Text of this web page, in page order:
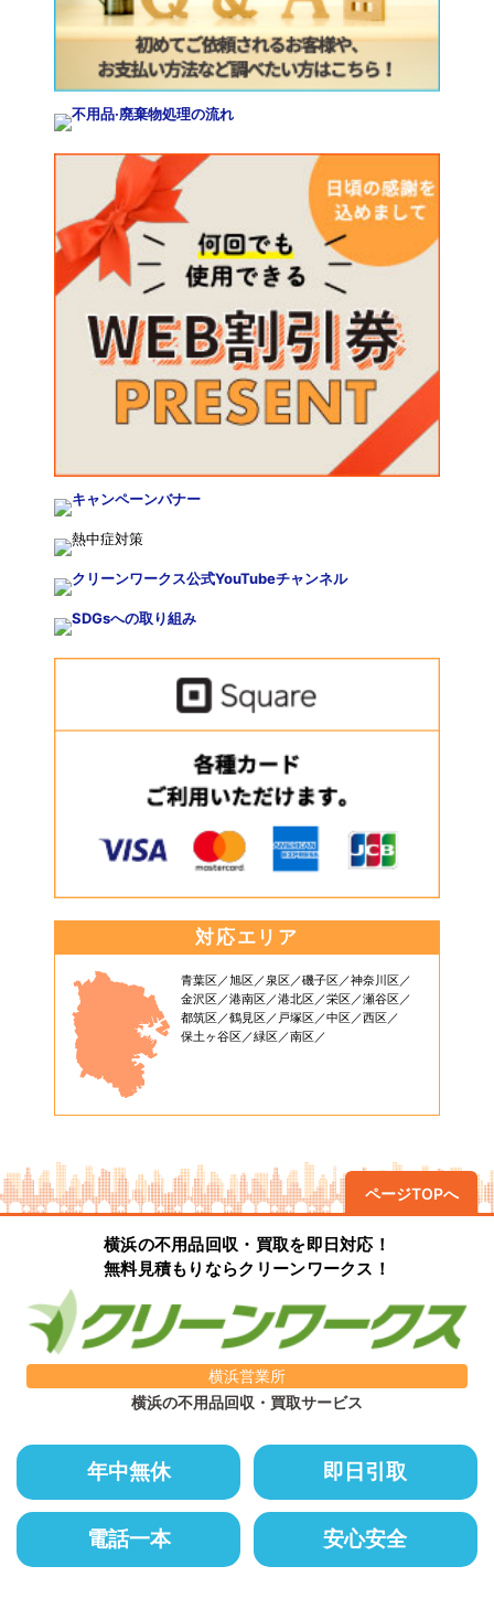
対応エリア
青葉区 旭区 泉区 磯子区
神奈川区
金沢区
港南区 港北区 栄区
瀬谷区
都筑区
鶴見区 戸塚区 中区
西区
保土ヶ谷区
緑区 南区
ページTOPへ
横浜の不用品回収・買取を即日対応！
無料見積もりならクリーンワークス！
横浜営業所
横浜の不用品回収・買取サービス
年中無休 即日引取
電話一本 安心安全